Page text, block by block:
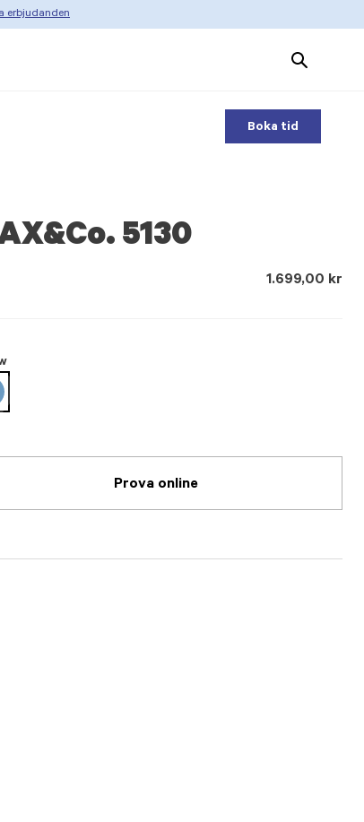
erbjudanden
Search
Products
Boka tid
5130
1.699,00 kr
Prova online